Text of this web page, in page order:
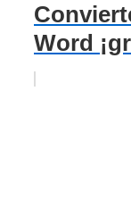
Word